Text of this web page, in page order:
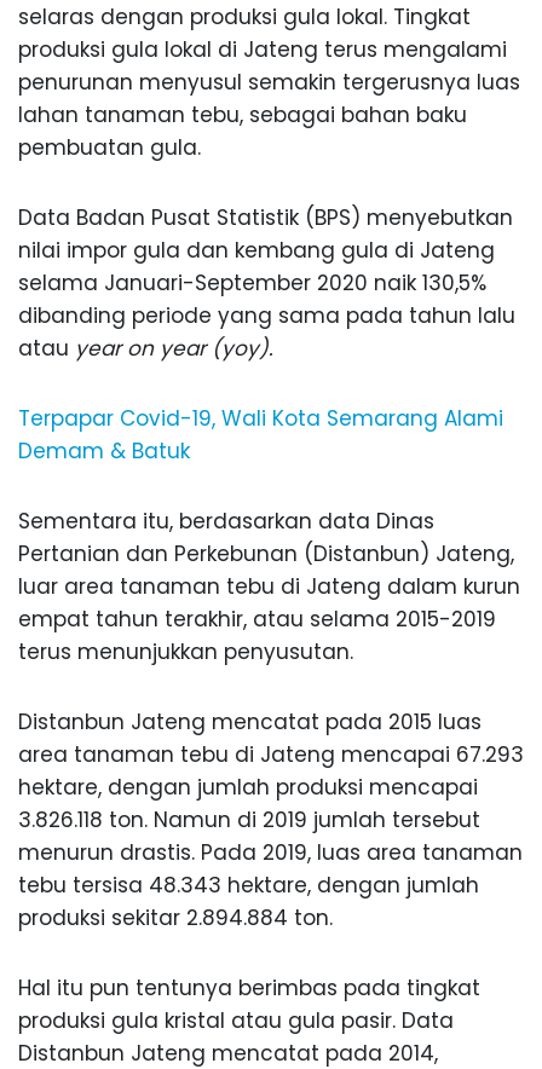
selaras dengan produksi gula lokal. Tingkat
produksi gula lokal di Jateng terus mengalami
penurunan menyusul semakin tergerusnya luas
lahan tanaman tebu, sebagai bahan baku
pembuatan gula.
Data Badan Pusat Statistik (BPS) menyebutkan
nilai impor gula dan kembang gula di Jateng
selama Januari-September 2020 naik 130,5%
dibanding periode yang sama pada tahun lalu
atau year on year (yoy).
Terpapar Covid-19, Wali Kota Semarang Alami
Demam & Batuk
Sementara itu, berdasarkan data Dinas
Pertanian dan Perkebunan (Distanbun) Jateng,
luar area tanaman tebu di Jateng dalam kurun
empat tahun terakhir, atau selama 2015-2019
terus menunjukkan penyusutan.
Distanbun Jateng mencatat pada 2015 luas
area tanaman tebu di Jateng mencapai 67.293
hektare, dengan jumlah produksi mencapai
3.826.118 ton. Namun di 2019 jumlah tersebut
menurun drastis. Pada 2019, luas area tanaman
tebu tersisa 48.343 hektare, dengan jumlah
produksi sekitar 2.894.884 ton.
Hal itu pun tentunya berimbas pada tingkat
produksi gula kristal atau gula pasir. Data
Distanbun Jateng mencatat pada 2014,